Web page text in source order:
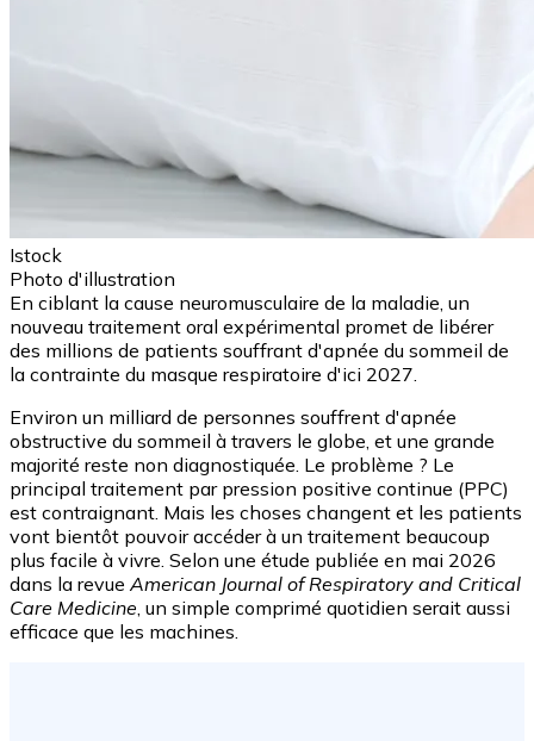
Istock
Photo d'illustration
En ciblant la cause neuromusculaire de la maladie, un
nouveau traitement oral expérimental promet de libérer
des millions de patients souffrant d'apnée du sommeil de
la contrainte du masque respiratoire d'ici 2027.
Environ un milliard de personnes souffrent d'apnée
obstructive du sommeil à travers le globe, et une grande
majorité reste non diagnostiquée. Le problème ? Le
principal traitement par pression positive continue (PPC)
est contraignant. Mais les choses changent et les patients
vont bientôt pouvoir accéder à un traitement beaucoup
plus facile à vivre. Selon une étude publiée en mai 2026
dans la revueAmerican Journal of Respiratory and Critical
Care Medicine, un simple comprimé quotidien serait aussi
efficace que les machines.